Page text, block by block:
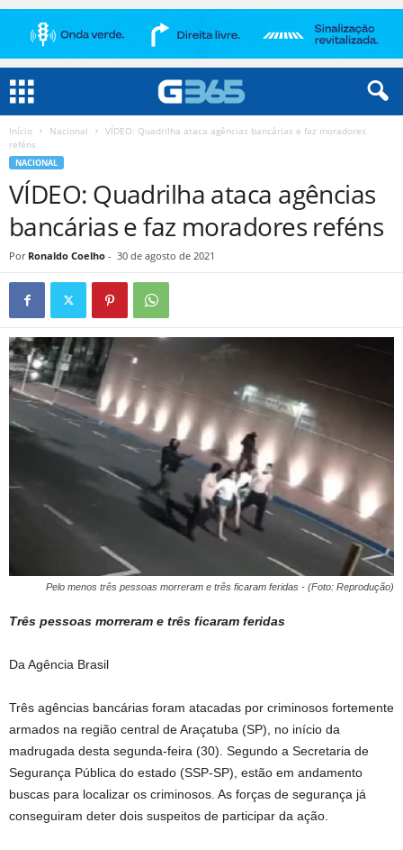
Início Nacional
VÍDEO: Quadrilha ataca agências bancárias e faz moradores
reféns
NACIONAL
VÍDEO: Quadrilha ataca agências
bancárias e faz moradores reféns
Por Ronaldo Coelho - 30 de agosto de 2021
Pelo menos três pessoas morreram e três ficaram feridas - (Foto: Reprodução)
Três pessoas morreram e três ficaram feridas
Da Agência Brasil
Três agências bancárias foram atacadas por criminosos fortemente
armados na região central de Araçatuba (SP), no início da
madrugada desta segunda-feira (30). Segundo a Secretaria de
Segurança Pública do estado (SSP-SP), estão em andamento
buscas para localizar os criminosos. As forças de segurança já
conseguiram deter dois suspeitos de participar da ação.